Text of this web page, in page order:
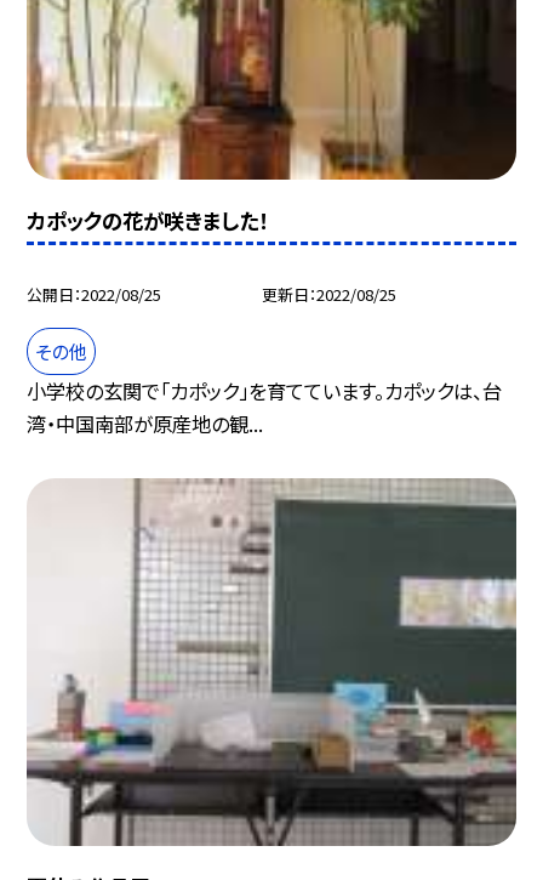
カポックの花が咲きました！
公開日 2022/08/25 更新日 2022/08/25
その他
小学校の玄関で「カポック」を育てています。カポックは、台
湾・中国南部が原産地の観...